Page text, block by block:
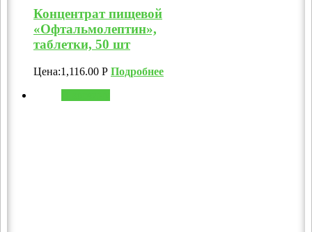
Концентрат пищевой
«Офтальмолептин»,
таблетки, 50 шт
Цена:1,116.00 Р Подробнее